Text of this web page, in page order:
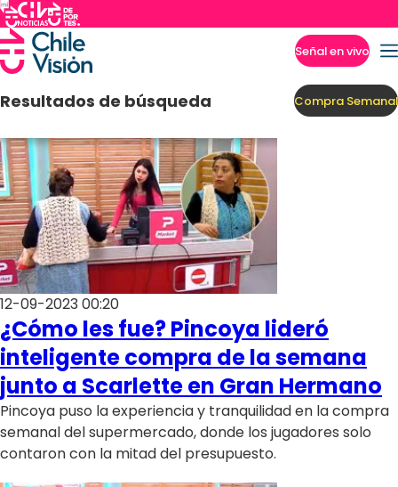
Señal en vivo
Resultados de búsqueda Compra Semanal
12-09-2023 00:20
¿Cómo les fue? Pincoya lideró
inteligente compra de la semana
junto a Scarlette en Gran Hermano
Pincoya puso la experiencia y tranquilidad en la compra
semanal del supermercado, donde los jugadores solo
contaron con la mitad del presupuesto.
Imperdibles
Programas
Club De La Comedia